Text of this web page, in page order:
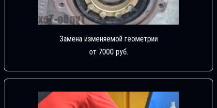
Замена изменяемой геометрии
от 7000 руб.